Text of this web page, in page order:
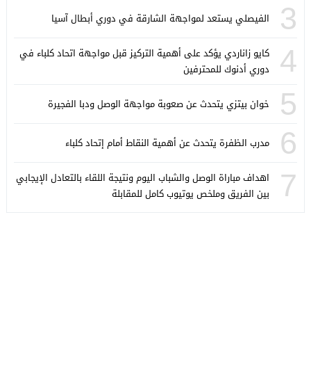
3 الفيصلي يستعد لمواجهة الشارقة في دوري أبطال آسيا
4
كايو زاناردي يؤكد على أهمية التركيز قبل مواجهة اتحاد كلباء في
دوري أدنوك للمحترفين
5 خوان بيتزي يتحدث عن صعوبة مواجهة الوصل ودبا الفجيرة
6 مدرب الظفرة يتحدث عن أهمية النقاط أمام إتحاد كلباء
7
اهداف مباراة الوصل والشباب اليوم ونتيجة اللقاء بالتعادل الإيجابي
بين الفريق وملخص يوتيوب كامل للمقابلة